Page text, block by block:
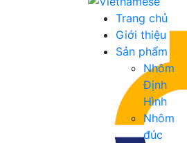
Trang chủ
Giới thiệu
Sản phẩm
Nhôm
Định
Hình
Nhôm
đúc